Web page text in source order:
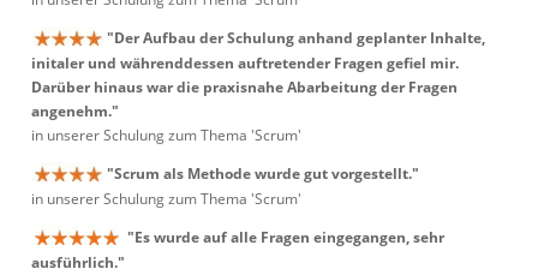
"Der Aufbau der Schulung anhand geplanter Inhalte,
initaler und währenddessen auftretender Fragen gefiel mir.
Darüber hinaus war die praxisnahe Abarbeitung der Fragen
angenehm."
in unserer Schulung zum Thema 'Scrum'
"Scrum als Methode wurde gut vorgestellt."
in unserer Schulung zum Thema 'Scrum'
"Es wurde auf alle Fragen eingegangen, sehr
ausführlich."